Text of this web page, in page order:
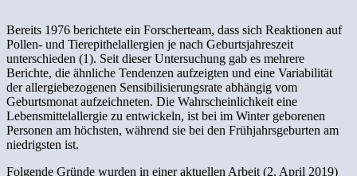
Bereits 1976 berichtete ein Forscherteam, dass sich Reaktionen auf
Pollen- und Tierepithelallergien je nach Geburtsjahreszeit
unterschieden (1). Seit dieser Untersuchung gab es mehrere
Berichte, die ähnliche Tendenzen aufzeigten und eine Variabilität
der allergiebezogenen Sensibilisierungsrate abhängig vom
Geburtsmonat aufzeichneten. Die Wahrscheinlichkeit eine
Lebensmittelallergie zu entwickeln, ist bei im Winter geborenen
Personen am höchsten, während sie bei den Frühjahrsgeburten am
niedrigsten ist.
Folgende Gründe wurden in einer aktuellen Arbeit (2, April 2019)